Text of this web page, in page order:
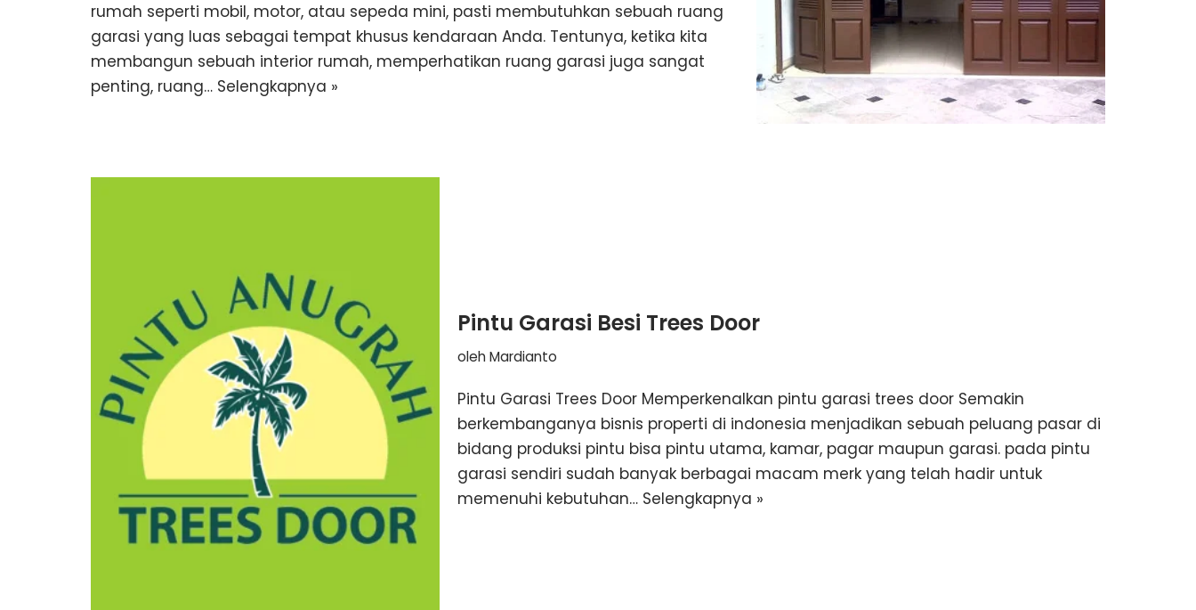
rumah seperti mobil, motor, atau sepeda mini, pasti membutuhkan sebuah ruang
garasi yang luas sebagai tempat khusus kendaraan Anda. Tentunya, ketika kita
membangun sebuah interior rumah, memperhatikan ruang garasi juga sangat
penting, ruang… Selengkapnya »
Pintu Garasi Besi Trees Door
olehMardianto
Pintu Garasi Trees Door Memperkenalkan pintu garasi trees door Semakin
berkembanganya bisnis properti di indonesia menjadikan sebuah peluang pasar di
bidang produksi pintu bisa pintu utama, kamar, pagar maupun garasi. pada pintu
garasi sendiri sudah banyak berbagai macam merk yang telah hadir untuk
memenuhi kebutuhan… Selengkapnya »